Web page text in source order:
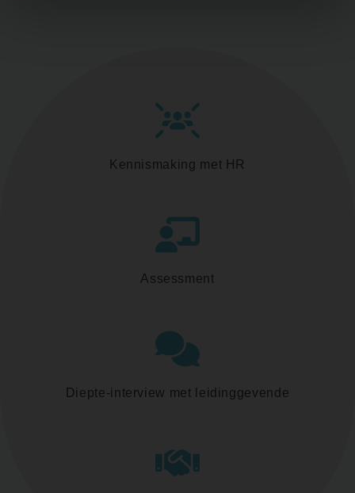
Kennismaking met HR
Assessment
Diepte-interview met leidinggevende